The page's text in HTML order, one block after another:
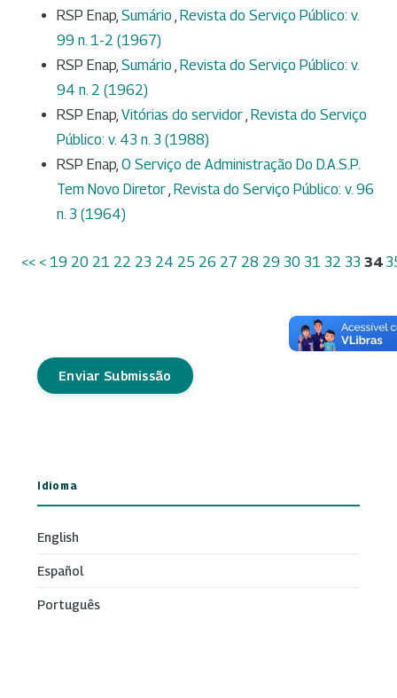
RSP Enap, Sumário , Revista do Serviço Público: v.
99 n. 1-2 (1967)
RSP Enap, Sumário , Revista do Serviço Público: v.
94 n. 2 (1962)
RSP Enap, Vitórias do servidor, Revista do Serviço
Público: v. 43 n. 3 (1988)
RSP Enap, O Serviço de Administração Do D.A.S.P.
Tem Novo Diretor, Revista do Serviço Público: v. 96
n. 3 (1964)
<< < 19 20 21 22 23 24 25 26 27 28 29 30 31 32 33 34
Enviar Submissão
Idioma
English
Español
Português